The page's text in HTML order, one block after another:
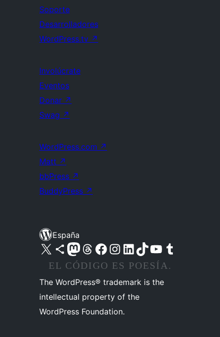
Soporte
Desarrolladores
WordPress.tv ↗
Involúcrate
Eventos
Donar ↗
Swag ↗
WordPress.com ↗
Matt ↗
bbPress ↗
BuddyPress ↗
España
Visita nuestra cuenta de X (anteriormente Twitter)
Visita nuestra cuenta de Bluesky
Visita nuestra cuenta de Mastodon
Visita nuestra cuenta de Threads
Visita nuestra página de Facebook
Visita nuestra cuenta de Instagram
Visita nuestra cuenta de LinkedIn
Visita nuestra cuenta de TikTok
Visita nuestro canal de YouTube
Visita nuestra cuenta de Tumblr
EL CÓDIGO ES POESÍA.
The WordPress® trademark is the
intellectual property of the
WordPress Foundation.